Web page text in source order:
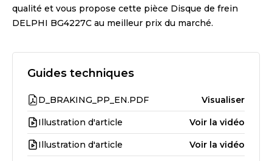
qualité et vous propose cette pièce Disque de frein
DELPHI BG4227C au meilleur prix du marché.
Guides techniques
D_BRAKING_PP_EN.PDF Visualiser
Illustration d'article Voir la vidéo
Illustration d'article Voir la vidéo